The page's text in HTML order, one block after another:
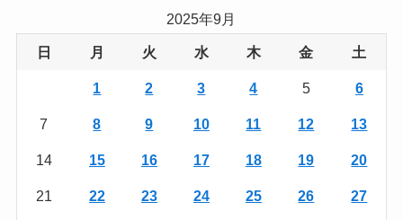
2025年9月
日 月 火 水 木 金 土
1 2 3 4 5 6
7 8 9 10 11 12 13
14 15 16 17 18 19 20
21 22 23 24 25 26 27